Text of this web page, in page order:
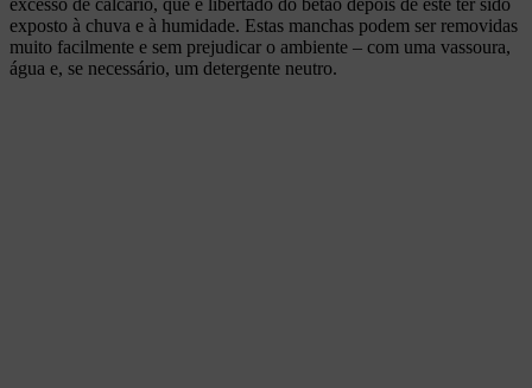
excesso de calcário, que é libertado do betão depois de este ter sido
exposto à chuva e à humidade. Estas manchas podem ser removidas
muito facilmente e sem prejudicar o ambiente – com uma vassoura,
água e, se necessário, um detergente neutro.